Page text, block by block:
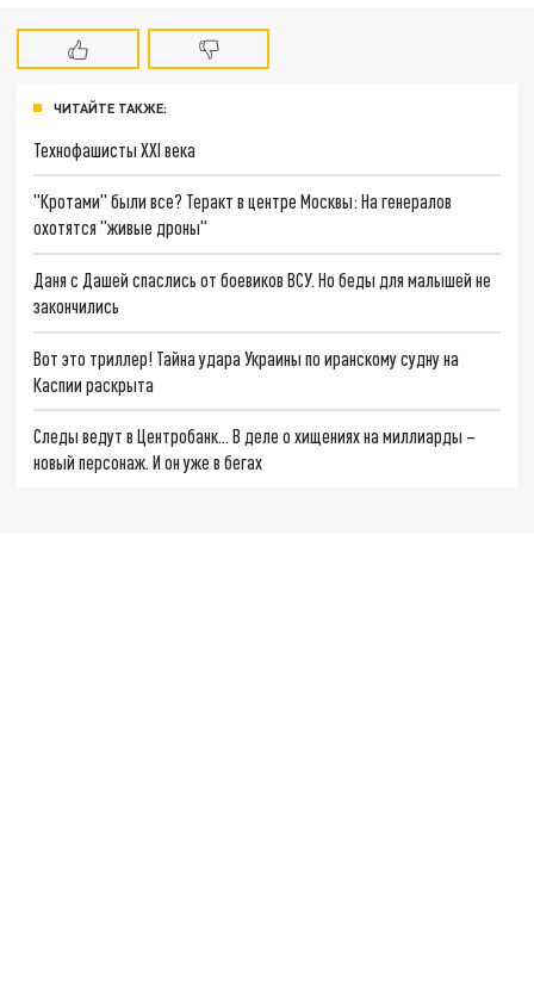
ЧИТАЙТЕ ТАКЖЕ:
Технофашисты XXI века
"Кротами" были все? Теракт в центре Москвы: На генералов
охотятся "живые дроны"
Даня с Дашей спаслись от боевиков ВСУ. Но беды для малышей не
закончились
Вот это триллер! Тайна удара Украины по иранскому судну на
Каспии раскрыта
Следы ведут в Центробанк… В деле о хищениях на миллиарды –
новый персонаж. И он уже в бегах